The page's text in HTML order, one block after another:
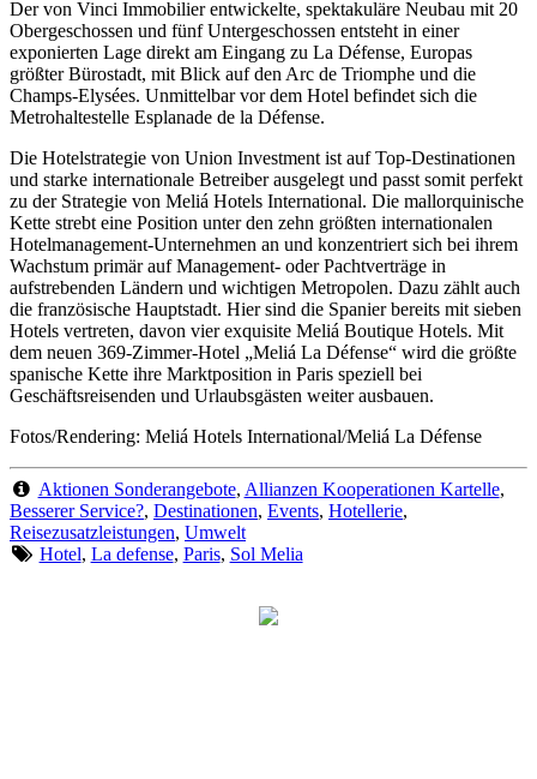
Der von Vinci Immobilier entwickelte, spektakuläre Neubau mit 20
Obergeschos­sen und fünf Untergeschossen entsteht in einer
exponierten Lage direkt am Eingang zu La Défense, Europas
größter Bürostadt, mit Blick auf den Arc de Triomphe und die
Champs-Elysées. Unmittelbar vor dem Hotel befindet sich die
Metrohaltestelle Esplanade de la Défense.
Die Hotelstrategie von Union In­vestment ist auf Top-Destinatio­nen
und starke internationale Betreiber ausgelegt und passt somit perfekt
zu der Strategie von Meliá Hotels International. Die mallorquinische
Kette strebt eine Position unter den zehn größten internationalen
Hotelmanagement-Unternehmen an und konzentriert sich bei ihrem
Wachstum primär auf Management- oder Pachtverträge in
aufstrebenden Ländern und wichtigen Metropolen. Dazu zählt auch
die französische Hauptstadt. Hier sind die Spanier bereits mit sieben
Hotels vertreten, davon vier exquisite Meliá Boutique Hotels. Mit
dem neuen 369-Zimmer-Hotel „Meliá La Défense“ wird die größte
spanische Kette ihre Marktposition in Paris speziell bei
Geschäftsreisenden und Urlaubsgästen weiter ausbauen.
Fotos/Rendering: Meliá Hotels International/Meliá La Défense
Aktionen Sonderangebote, Allianzen Kooperationen Kartelle,
Besserer Service?, Destinationen, Events, Hotellerie,
Reisezusatzleistungen, Umwelt
Hotel, La defense, Paris, Sol Melia